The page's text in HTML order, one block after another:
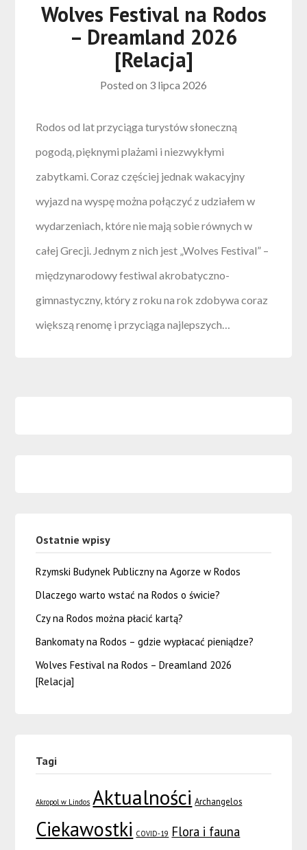
Wolves Festival na Rodos
– Dreamland 2026
[Relacja]
Posted on 3 lipca 2026
Rodos od lat przyciąga turystów słoneczną
pogodą, pięknymi plażami i niezwykłymi
zabytkami. Coraz częściej jednak wakacyjny
wyjazd na wyspę można połączyć z udziałem w
wydarzeniach, które nie mają sobie równych w
całej Grecji. Jednym z nich jest „Wolves Festival” –
międzynarodowy festiwal akrobatyczno-
gimnastyczny, który z roku na rok zdobywa coraz
większą renomę i przyciąga najlepszych…
Ostatnie wpisy
Rzymski Budynek Publiczny na Agorze w Rodos
Dlaczego warto wstać na Rodos o świcie?
Czy na Rodos można płacić kartą?
Bankomaty na Rodos – gdzie wypłacać pieniądze?
Wolves Festival na Rodos – Dreamland 2026
[Relacja]
Tagi
Akropol w Lindos Aktualności Archangelos
Ciekawostki COVID-19 Flora i fauna